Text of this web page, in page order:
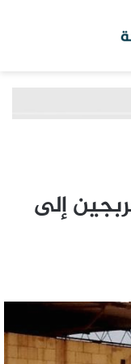
إلى